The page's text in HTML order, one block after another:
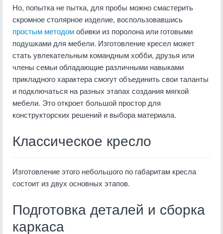
Но, попытка не пытка, для пробы можно смастерить
скромное столярное изделие, воспользовавшись
простым методомобивки из поролона или готовыми
подушками для мебели. Изготовление кресел может
стать увлекательным командным хобби, друзья или
члены семьи обладающие различными навыками
прикладного характера смогут объединить свои таланты
и подключаться на разных этапах создания мягкой
мебели. Это откроет большой простор для
конструкторских решений и выбора материала.
Классическое кресло
Изготовление этого небольшого по габаритам кресла
состоит из двух основных этапов.
Подготовка деталей и сборка
каркаса